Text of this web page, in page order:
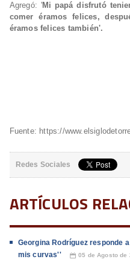
Agregó: 'Mi papá disfrutó
comer éramos felices,
éramos felices también'.
Fuente: https://
Redes Sociales
ARTÍCULOS
Georgina Rodríguez responde
mis curvas''
📅 05 de Agosto de